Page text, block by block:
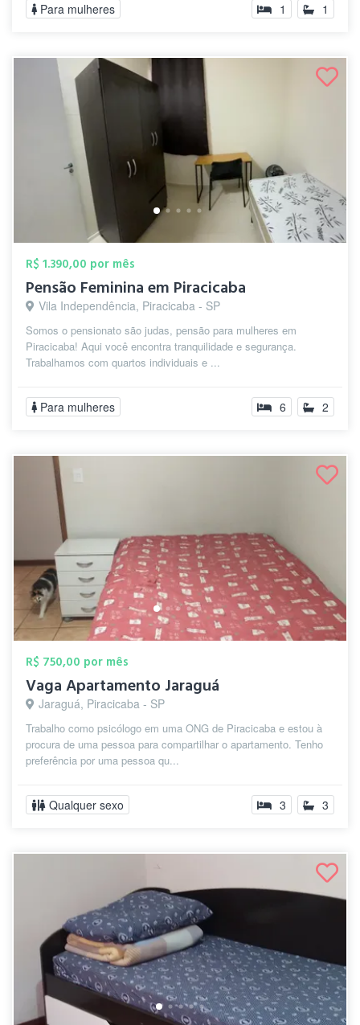
Para mulheres 1 1
R$ 1.390,00 por mês
Pensão Feminina em Piracicaba
Vila Independência, Piracicaba - SP
Somos o pensionato são judas, pensão para mulheres em
Piracicaba! Aqui você encontra tranquilidade e segurança.
Trabalhamos com quartos individuais e ...
Para mulheres 6 2
R$ 750,00 por mês
Vaga Apartamento Jaraguá
Jaraguá, Piracicaba - SP
Trabalho como psicólogo em uma ONG de Piracicaba e estou à
procura de uma pessoa para compartilhar o apartamento. Tenho
preferência por uma pessoa qu...
Qualquer sexo 3 3